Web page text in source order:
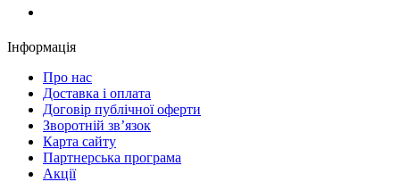
Інформація
Про нас
Доставка і оплата
Договір публічної оферти
Зворотній зв’язок
Карта сайту
Партнерська програма
Акції